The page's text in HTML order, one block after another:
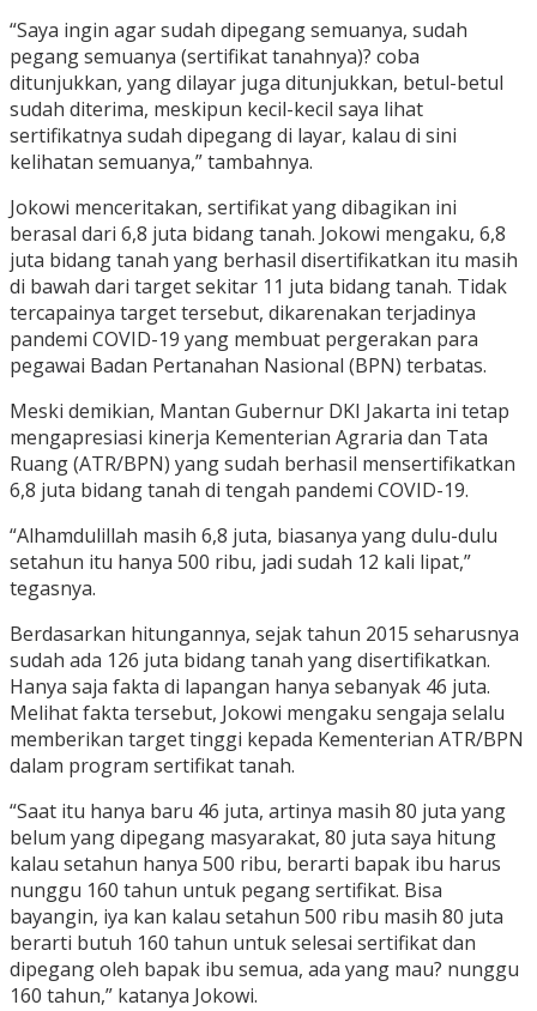
“Saya ingin agar sudah dipegang semuanya, sudah
pegang semuanya (sertifikat tanahnya)? coba
ditunjukkan, yang dilayar juga ditunjukkan, betul-betul
sudah diterima, meskipun kecil-kecil saya lihat
sertifikatnya sudah dipegang di layar, kalau di sini
kelihatan semuanya,” tambahnya.
Jokowi menceritakan, sertifikat yang dibagikan ini
berasal dari 6,8 juta bidang tanah. Jokowi mengaku, 6,8
juta bidang tanah yang berhasil disertifikatkan itu masih
di bawah dari target sekitar 11 juta bidang tanah. Tidak
tercapainya target tersebut, dikarenakan terjadinya
pandemi COVID-19 yang membuat pergerakan para
pegawai Badan Pertanahan Nasional (BPN) terbatas.
Meski demikian, Mantan Gubernur DKI Jakarta ini tetap
mengapresiasi kinerja Kementerian Agraria dan Tata
Ruang (ATR/BPN) yang sudah berhasil mensertifikatkan
6,8 juta bidang tanah di tengah pandemi COVID-19.
“Alhamdulillah masih 6,8 juta, biasanya yang dulu-dulu
setahun itu hanya 500 ribu, jadi sudah 12 kali lipat,”
tegasnya.
Berdasarkan hitungannya, sejak tahun 2015 seharusnya
sudah ada 126 juta bidang tanah yang disertifikatkan.
Hanya saja fakta di lapangan hanya sebanyak 46 juta.
Melihat fakta tersebut, Jokowi mengaku sengaja selalu
memberikan target tinggi kepada Kementerian ATR/BPN
dalam program sertifikat tanah.
“Saat itu hanya baru 46 juta, artinya masih 80 juta yang
belum yang dipegang masyarakat, 80 juta saya hitung
kalau setahun hanya 500 ribu, berarti bapak ibu harus
nunggu 160 tahun untuk pegang sertifikat. Bisa
bayangin, iya kan kalau setahun 500 ribu masih 80 juta
berarti butuh 160 tahun untuk selesai sertifikat dan
dipegang oleh bapak ibu semua, ada yang mau? nunggu
160 tahun,” katanya Jokowi.